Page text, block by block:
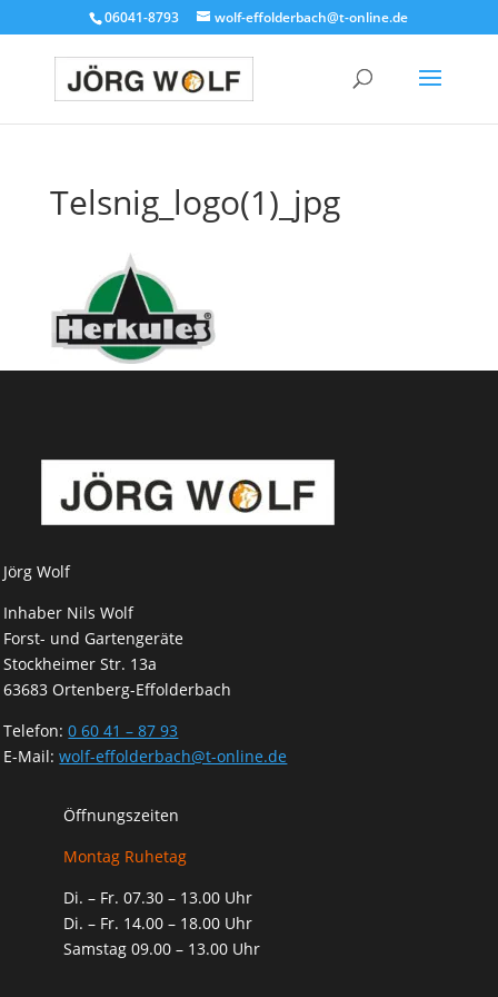
06041-8793 wolf-effolderbach@t-online.de
Telsnig_logo(1)_jpg
Jörg Wolf
Inhaber Nils Wolf
Forst- und Gartengeräte
Stockheimer Str. 13a
63683 Ortenberg-Effolderbach
Telefon:0 60 41 – 87 93
E-Mail:wolf-effolderbach@t-online.de
Öffnungszeiten
Montag Ruhetag
Di. – Fr. 07.30 – 13.00 Uhr
Di. – Fr. 14.00 – 18.00 Uhr
Samstag 09.00 – 13.00 Uhr